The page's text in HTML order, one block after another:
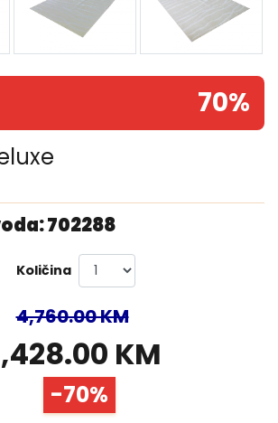
70%
702288
Količina
4,760.00 KM
KM
-70%